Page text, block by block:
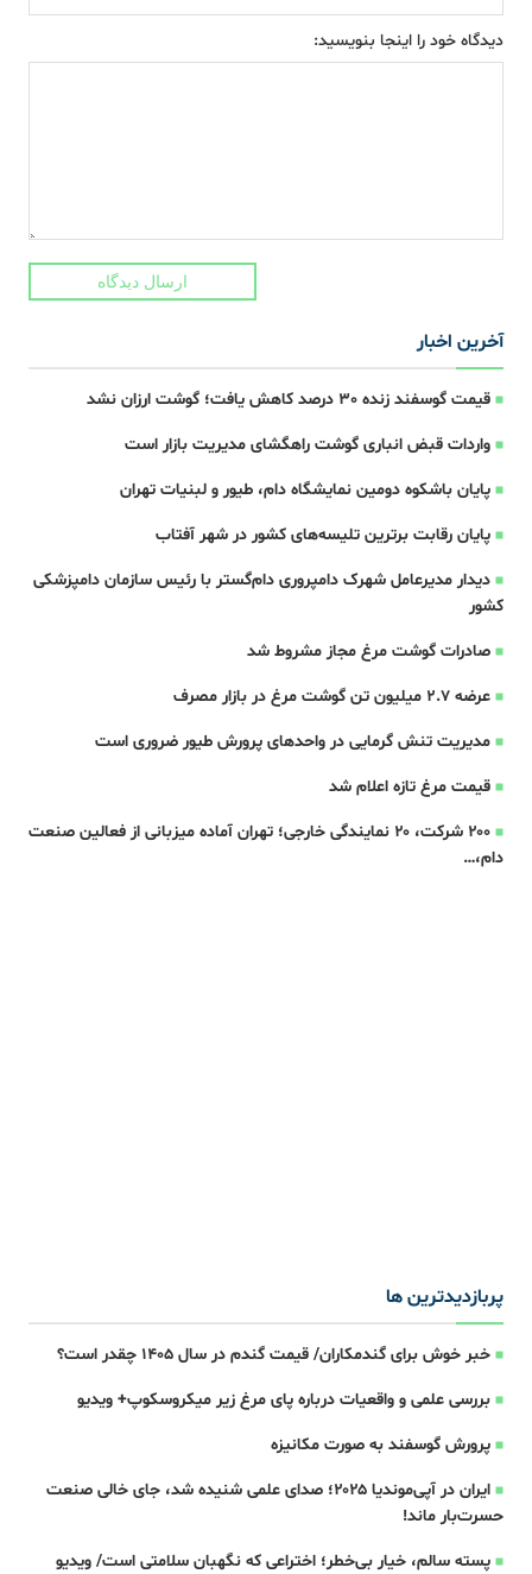
دیدگاه خود را اینجا بنویسید:
ارسال دیدگاه
آخرین اخبار
قیمت گوسفند زنده 30 درصد کاهش یافت؛ گوشت ارزان نشد
واردات قبض‌ انباری گوشت راهگشای مدیریت بازار است
پایان باشکوه دومین نمایشگاه دام، طیور و لبنیات تهران
پایان رقابت برترین تلیسه‌های کشور در شهر آفتاب
دیدار مدیرعامل شهرک دامپروری دام‌گستر با رئیس سازمان دامپزشکی
کشور
صادرات گوشت مرغ مجاز مشروط شد
عرضه ۲.۷ میلیون تن گوشت مرغ در بازار مصرف
مدیریت تنش گرمایی در واحدهای پرورش طیور ضروری است
قیمت مرغ تازه اعلام شد
۲۰۰ شرکت، ۲۰ نمایندگی خارجی؛ تهران آماده میزبانی از فعالین صنعت
دام،…
پربازدیدترین ها
خبر خوش برای گندمکاران/ قیمت گندم در سال ۱۴۰۵ چقدر است؟
بررسی علمی و واقعیات درباره پای مرغ زیر میکروسکوپ+ ویدیو
پرورش گوسفند به صورت مکانیزه
ایران در آپی‌موندیا ۲۰۲۵؛ صدای علمی شنیده شد، جای خالی صنعت
حسرت‌بار ماند!
پسته سالم، خیار بی‌خطر؛ اختراعی که نگهبان سلامتی است/ ویدیو